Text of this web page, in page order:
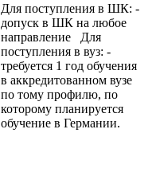
Для поступления в ШК: -
допуск в ШК на любое
направление Для
поступления в вуз: -
требуется 1 год обучения
в аккредитованном вузе
по тому профилю, по
которому планируется
обучение в Германии.